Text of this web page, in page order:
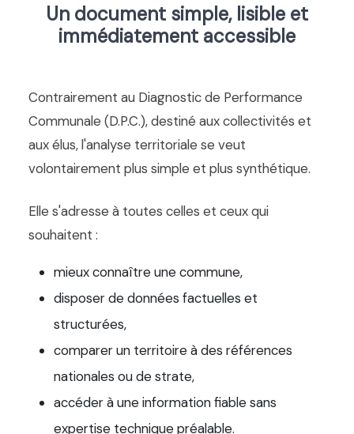
Un document simple, lisible et
immédiatement accessible
Contrairement au Diagnostic de Performance
Communale (D.P.C.), destiné aux collectivités et
aux élus, l'analyse territoriale se veut
volontairement plus simple et plus synthétique.
Elle s'adresse à toutes celles et ceux qui
souhaitent :
mieux connaître une commune,
disposer de données factuelles et
structurées,
comparer un territoire à des références
nationales ou de strate,
accéder à une information fiable sans
expertise technique préalable.